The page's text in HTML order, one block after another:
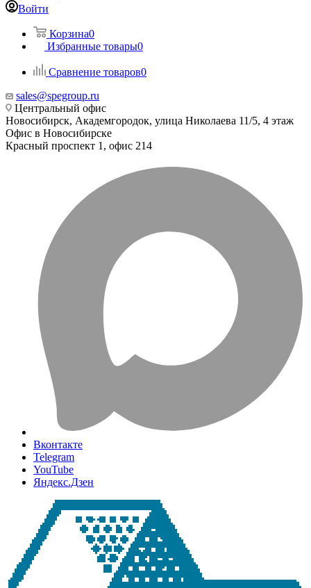
Войти
Корзина0
Избранные товары0
Сравнение товаров0
sales@spegroup.ru
Центральный офис
Новосибирск, Академгородок, улица Николаева 11/5, 4 этаж
Офис в Новосибирске
Красный проспект 1, офис 214
Вконтакте
Telegram
YouTube
Яндекс.Дзен